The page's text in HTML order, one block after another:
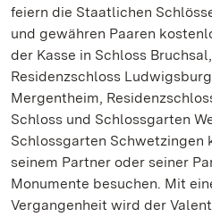
feiern die Staatlichen
und gewähren Paaren
der Kasse in Schloss
Residenzschloss
Mergentheim,
Schloss und Schlossgarten
Schlossgarten Schwetzingen
seinem Partner oder seiner
Monumente besuchen. Mit
Vergangenheit wird der